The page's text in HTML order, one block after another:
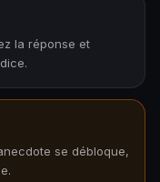
la réponse et
se débloque,